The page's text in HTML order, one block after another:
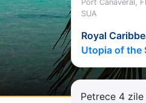
Port Canaveral,
SUA
Royal
Utopia of the
Petrece 4